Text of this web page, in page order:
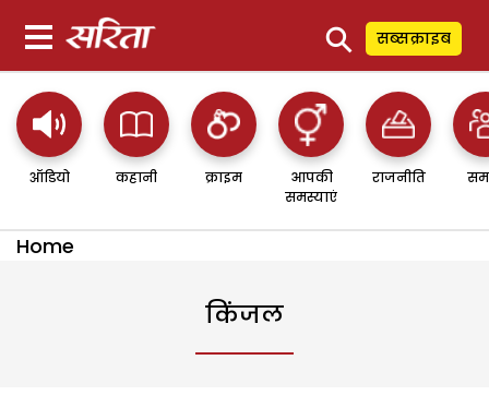
⚲ सब्सक्राइब
ऑडियो कहानी क्राइम
आपकी
समस्याएं
राजनीति
Home
किंजल